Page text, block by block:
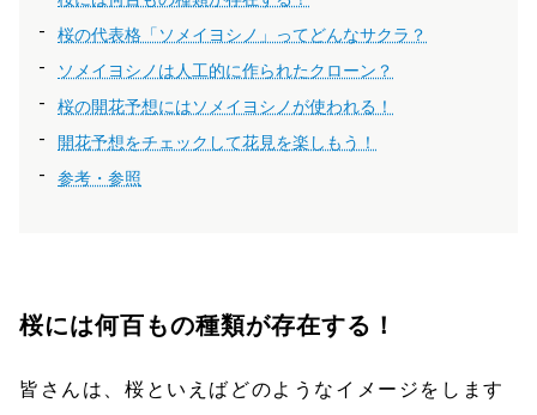
桜の代表格「ソメイヨシノ」ってどんなサクラ？
ソメイヨシノは人工的に作られたクローン？
桜の開花予想にはソメイヨシノが使われる！
開花予想をチェックして花見を楽しもう！
参考・参照
桜には何百もの種類が存在する！
皆さんは、桜といえばどのようなイメージをします